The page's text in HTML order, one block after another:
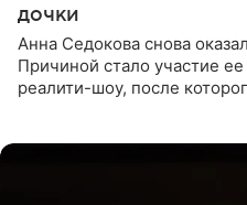
дочки
Анна Седокова снова
Причиной стало участие
реалити-шоу, после